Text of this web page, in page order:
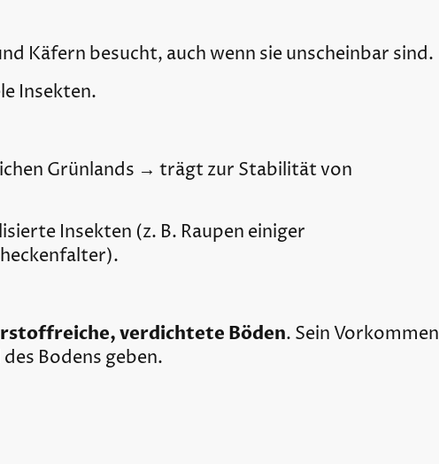
Käfern besucht, auch wenn sie unscheinbar sind.
Insekten.
Grünlands → trägt zur Stabilität von
Insekten (z. B. Raupen einiger
verdichtete Böden. Sein Vorkommen
Bodens geben.